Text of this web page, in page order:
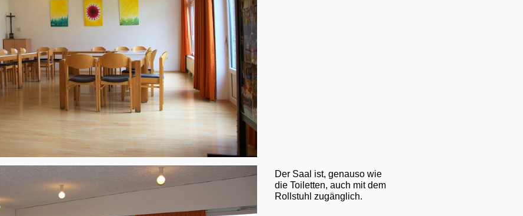
Der Saal ist, genauso wie
die Toiletten, auch mit dem
Rollstuhl zugänglich.